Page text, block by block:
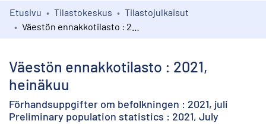
Kokoelmat
Etusivu Tilastokeskus
Tilastojulkaisut
Väestön ennakkotilasto : 2021,
heinäkuu
Förhandsuppgifter om befolkningen : 2021, juli
Preliminary population statistics : 2021, July